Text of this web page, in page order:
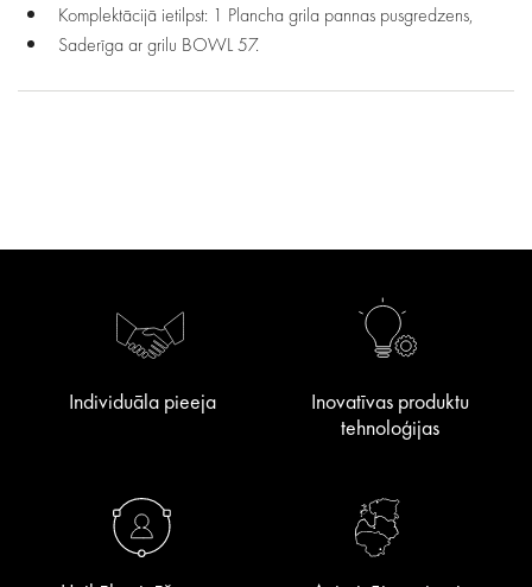
Komplektācijā ietilpst: 1 Plancha grila pannas pusgredzens,
Saderīga ar grilu BOWL 57.
Individuāla pieeja
Inovatīvas produktu
tehnoloģijas